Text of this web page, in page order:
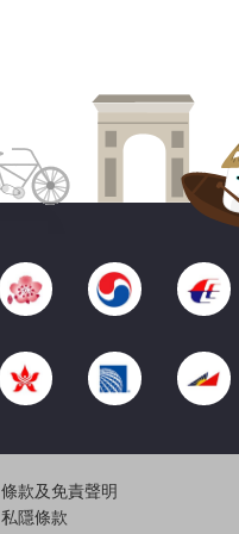
條款及免責聲明
私隱條款